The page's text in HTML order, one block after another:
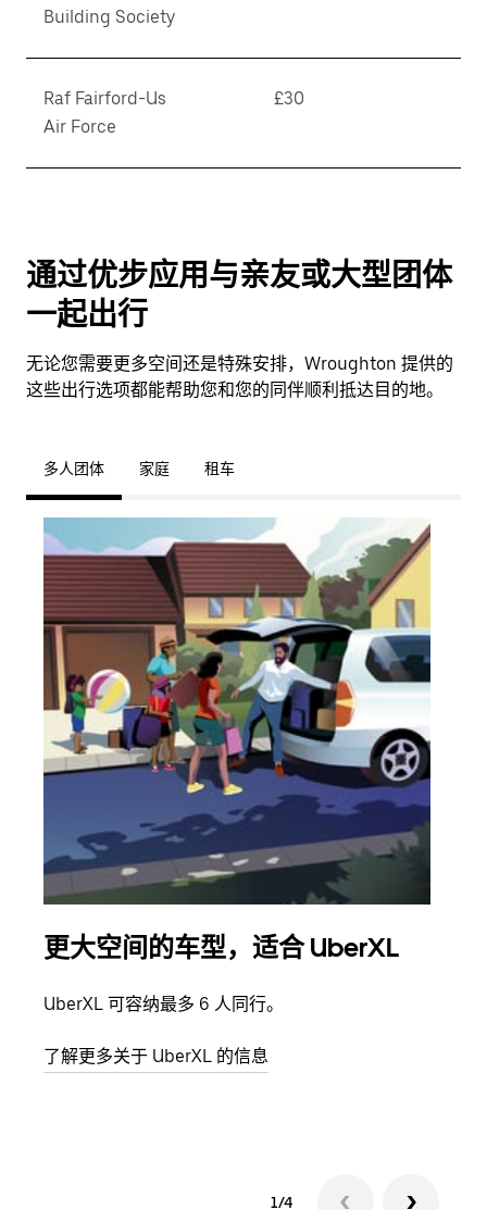
Building Society
Raf Fairford-Us
Air Force
£30
通过优步应用与亲友或大型团体
一起出行
无论您需要更多空间还是特殊安排，Wroughton 提供的
这些出行选项都能帮助您和您的同伴顺利抵达目的地。
多人团体 家庭 租车
更大空间的车型，适合 UberXL
UberXL 可容纳最多 6 人同行。
了解更多关于 UberXL 的信息
1/4